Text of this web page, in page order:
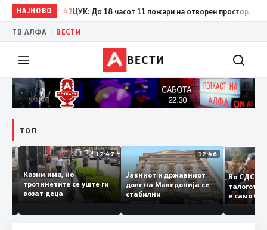
НАЈНОВО
17:42 ЦУК: До 18 часот 11 пожари на отворен простор, од кои
ТВ АЛФА ВЕСТИ
ВЕСТИ
ТОП
12:50
и
12:47
Казни има, но
тротинетите се уште ги
возат деца
12:46
Јавниот и државниот
долг на Македонија се
стабилни
Во
е само
копија
Заев